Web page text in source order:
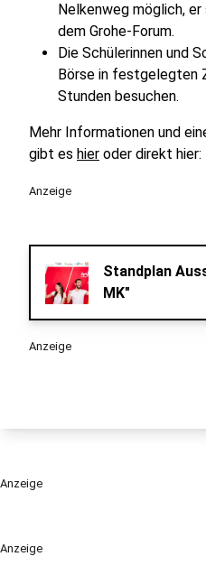
Anzeige
Nelkenweg möglich,
dem Grohe-Forum.
Die Schülerinnen und
Börse in festgelegten
Stunden besuchen.
Mehr Informationen und
gibt es hier oder direkt hier:
Anzeige
Standplan
MK"
Anzeige
Anzeige